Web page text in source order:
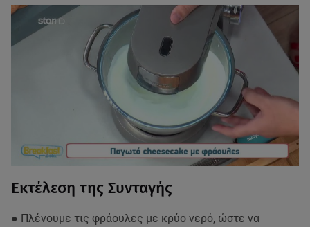
Εκτέλεση της Συνταγής
● Πλένουμε τις φράουλες με κρύο νερό, ώστε να